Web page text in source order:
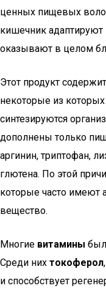
ценных пищевых
кишечник
оказывают в целом
Этот продукт
некоторые из
синтезируются
дополнены только
аргинин, триптофан,
глютена. По этой
которые часто имеют
вещество.
Многие витамины
Среди них токоферол
и способствует